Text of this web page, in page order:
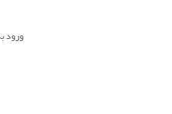
ورود